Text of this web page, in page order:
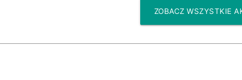
ZOBACZ WSZYSTKIE